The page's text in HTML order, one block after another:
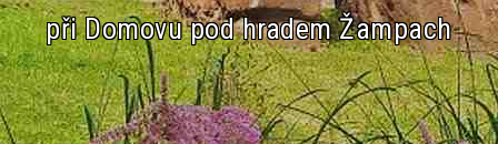
při Domovu pod hradem Žampach